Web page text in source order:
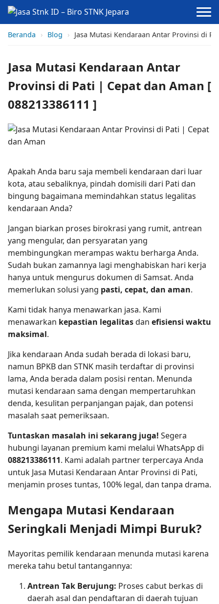
Beranda › Blog › Jasa Mutasi Kendaraan Antar Provinsi di
Jasa Mutasi Kendaraan Antar
Provinsi di Pati | Cepat dan Aman [
088213386111 ]
Apakah Anda baru saja membeli kendaraan dari luar
kota, atau sebaliknya, pindah domisili dari Pati dan
bingung bagaimana memindahkan status legalitas
kendaraan Anda?
Jangan biarkan proses birokrasi yang rumit, antrean
yang mengular, dan persyaratan yang
membingungkan merampas waktu berharga Anda.
Sudah bukan zamannya lagi menghabiskan hari kerja
hanya untuk mengurus dokumen di Samsat. Anda
memerlukan solusi yang pasti, cepat, dan aman.
Kami tidak hanya menawarkan jasa. Kami
menawarkan kepastian legalitasdan efisiensi waktu
maksimal.
Jika kendaraan Anda sudah berada di lokasi baru,
namun BPKB dan STNK masih terdaftar di provinsi
lama, Anda berada dalam posisi rentan. Menunda
mutasi kendaraan sama dengan mempertaruhkan
denda, kesulitan perpanjangan pajak, dan potensi
masalah saat pemeriksaan.
Tuntaskan masalah ini sekarang juga! Segera
hubungi layanan premium kami melalui WhatsApp di
088213386111. Kami adalah partner terpercaya Anda
untuk Jasa Mutasi Kendaraan Antar Provinsi di Pati,
menjamin proses tuntas, 100% legal, dan tanpa drama.
Mengapa Mutasi Kendaraan
Seringkali Menjadi Mimpi Buruk?
Mayoritas pemilik kendaraan menunda mutasi karena
mereka tahu betul tantangannya:
Antrean Tak Berujung: Proses cabut berkas di
daerah asal dan pendaftaran di daerah tujuan